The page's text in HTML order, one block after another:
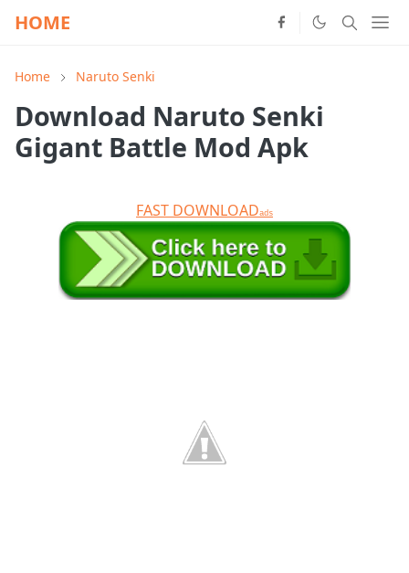
HOME
Home Naruto Senki
Download Naruto Senki
Gigant Battle Mod Apk
FAST DOWNLOADads